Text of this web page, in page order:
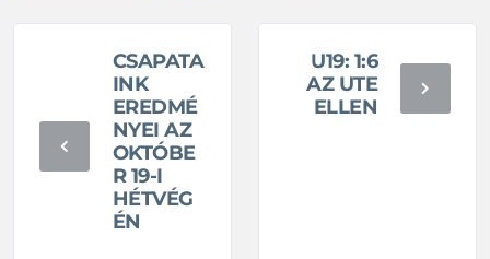
CSAPATA
INK
EREDMÉ
NYEI AZ
OKTÓBE
R 19-I
HÉTVÉG
ÉN
U19: 1:6
AZ UTE
ELLEN